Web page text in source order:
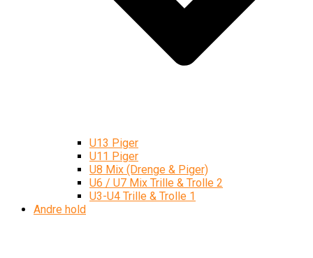
U13 Piger
U11 Piger
U8 Mix (Drenge & Piger)
U6 / U7 Mix Trille & Trolle 2
U3-U4 Trille & Trolle 1
Andre hold